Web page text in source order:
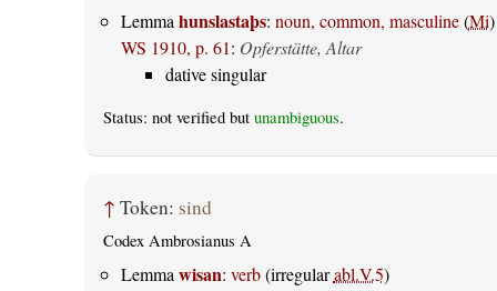
Lemma hunslastaþs: noun, common, masculine(Mi)
WS 1910, p. 61: Opferstätte, Altar
dative singular
Status: not verified but unambiguous.
↑ Token: sind
Codex Ambrosianus A
Lemma wisan: verb(irregularabl.V.5)